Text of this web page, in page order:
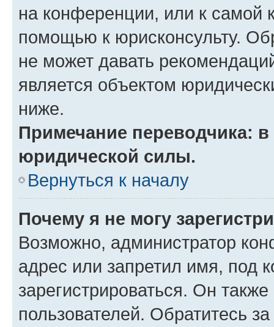
на конференции, или к самой
помощью к юрисконсульту.
не может давать
является объектом
ниже.
Примечание переводчика:
юридической силы.
Вернуться к началу
Почему я не могу
Возможно, администратор
адрес или запретил имя, под
зарегистрироваться. Он
пользователей. Обратитесь